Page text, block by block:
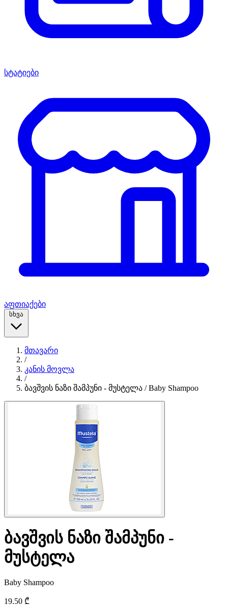
სტატიები
აფთიაქები
სხვა
მთავარი
/
კანის მოვლა
/
ბავშვის ნაზი შამპუნი - მუსტელა / Baby Shampoo
ბავშვის ნაზი შამპუნი -
მუსტელა
Baby Shampoo
19.50 ₾